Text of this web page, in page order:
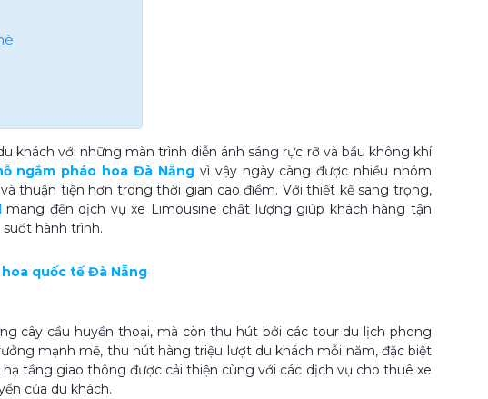
khách với những màn trình diễn ánh sáng rực rỡ và bầu không khí
ngắm pháo hoa Đà Nẵngvì vậy ngày càng được nhiều nhóm
thuận tiện hơn trong thời gian cao điểm. Với thiết kế sang trọng,
mang đến dịch vụ xe Limousine chất lượng giúp khách hàng tận
hành trình.
quốc tế Đà Nẵng
cây cầu huyền thoại, mà còn thu hút bởi các tour du lịch phong
mạnh mẽ, thu hút hàng triệu lượt du khách mỗi năm, đặc biệt
tầng giao thông được cải thiện cùng với các dịch vụ cho thuê xe
của du khách.